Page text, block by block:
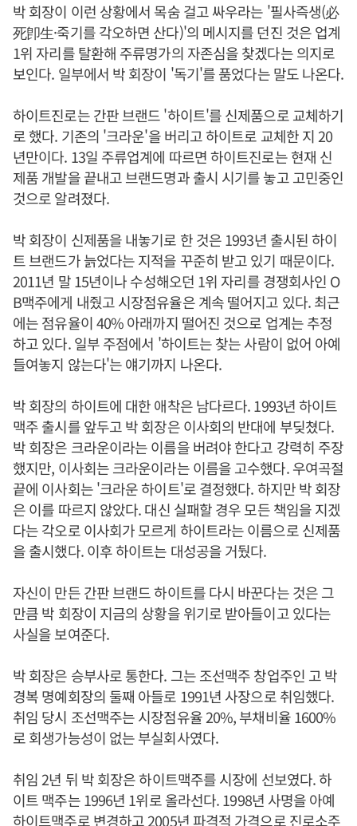
박 회장이 이런 상황에서 목숨 걸고 싸우라는 '필사즉생(必
死卽生·죽기를 각오하면 산다)'의 메시지를 던진 것은 업계
1위 자리를 탈환해 주류명가의 자존심을 찾겠다는 의지로
보인다. 일부에서 박 회장이 '독기'를 품었다는 말도 나온다.
하이트진로는 간판 브랜드 '하이트'를 신제품으로 교체하기
로 했다. 기존의 '크라운'을 버리고 하이트로 교체한 지 20
년만이다. 13일 주류업계에 따르면 하이트진로는 현재 신
제품 개발을 끝내고 브랜드명과 출시 시기를 놓고 고민중인
것으로 알려졌다.
박 회장이 신제품을 내놓기로 한 것은 1993년 출시된 하이
트 브랜드가 늙었다는 지적을 꾸준히 받고 있기 때문이다.
2011년 말 15년이나 수성해오던 1위 자리를 경쟁회사인 O
B맥주에게 내줬고 시장점유율은 계속 떨어지고 있다. 최근
에는 점유율이 40% 아래까지 떨어진 것으로 업계는 추정
하고 있다. 일부 주점에서 '하이트는 찾는 사람이 없어 아예
들여놓지 않는다'는 얘기까지 나온다.
박 회장의 하이트에 대한 애착은 남다르다. 1993년 하이트
맥주 출시를 앞두고 박 회장은 이사회의 반대에 부딪쳤다.
박 회장은 크라운이라는 이름을 버려야 한다고 강력히 주장
했지만, 이사회는 크라운이라는 이름을 고수했다. 우여곡절
끝에 이사회는 '크라운 하이트'로 결정했다. 하지만 박 회장
은 이를 따르지 않았다. 대신 실패할 경우 모든 책임을 지겠
다는 각오로 이사회가 모르게 하이트라는 이름으로 신제품
을 출시했다. 이후 하이트는 대성공을 거뒀다.
자신이 만든 간판 브랜드 하이트를 다시 바꾼다는 것은 그
만큼 박 회장이 지금의 상황을 위기로 받아들이고 있다는
사실을 보여준다.
박 회장은 승부사로 통한다. 그는 조선맥주 창업주인 고 박
경복 명예회장의 둘째 아들로 1991년 사장으로 취임했다.
취임 당시 조선맥주는 시장점유율 20%, 부채비율 1600%
로 회생가능성이 없는 부실회사였다.
취임 2년 뒤 박 회장은 하이트맥주를 시장에 선보였다. 하
이트 맥주는 1996년 1위로 올라선다. 1998년 사명을 아예
하이트맥주로 변경하고 2005년 파격적 가격으로 진로소주